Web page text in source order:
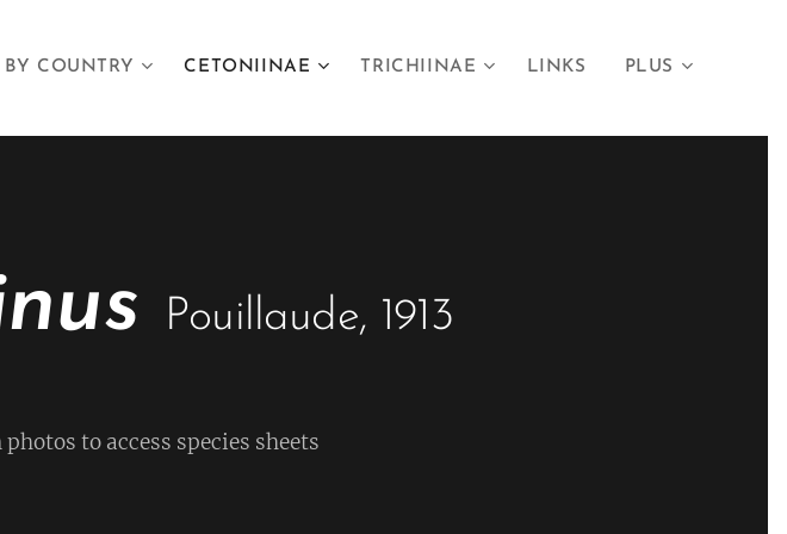
BY COUNTRY CETONIINAE TRICHIINAE LINKS PLUS
Pouillaude, 1913
to access species sheets